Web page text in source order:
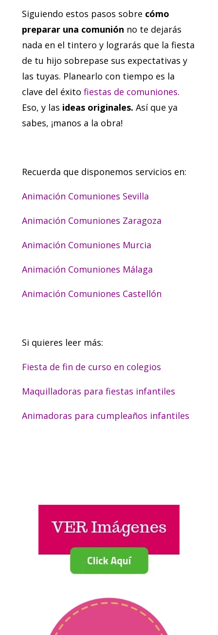
Siguiendo estos pasos sobre cómo
preparar una comunión no te dejarás
nada en el tintero y lograrás que la fiesta
de tu hijo sobrepase sus expectativas y
las tuyas. Planearlo con tiempo es la
clave del éxito fiestas de comuniones.
Eso, y las ideas originales. Así que ya
sabes, ¡manos a la obra!
Recuerda que disponemos servicios en:
Animación Comuniones Sevilla
Animación Comuniones Zaragoza
Animación Comuniones Murcia
Animación Comuniones Málaga
Animación Comuniones Castellón
Si quieres leer más:
Fiesta de fin de curso en colegios
Maquilladoras para fiestas infantiles
Animadoras para cumpleaños infantiles